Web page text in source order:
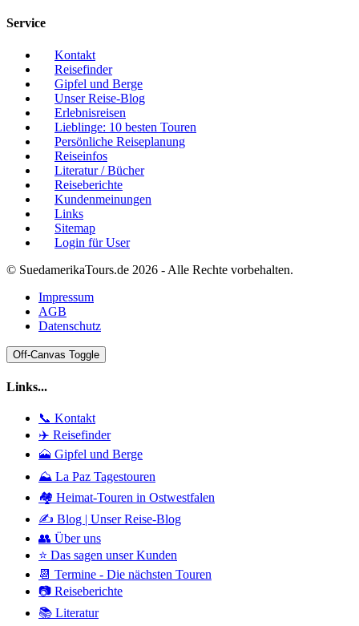
Service
Kontakt
Reisefinder
Gipfel und Berge
Unser Reise-Blog
Erlebnisreisen
Lieblinge: 10 besten Touren
Persönliche Reiseplanung
Reiseinfos
Literatur / Bücher
Reiseberichte
Kundenmeinungen
Links
Sitemap
Login für User
© SuedamerikaTours.de 2026 - Alle Rechte vorbehalten.
Impressum
AGB
Datenschutz
Off-Canvas Toggle
Links...
📞 Kontakt
✈️ Reisefinder
🗻 Gipfel und Berge
⛰️ La Paz Tagestouren
🏘️ Heimat-Touren in Ostwestfalen
✍️ Blog | Unser Reise-Blog
👥 Über uns
⭐ Das sagen unser Kunden
📆 Termine - Die nächsten Touren
📷 Reiseberichte
📚 Literatur